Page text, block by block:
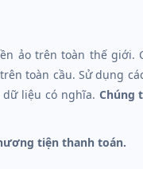
ảo trên toàn thế giới.
toàn cầu. Sử dụng
liệu có nghĩa. Chúng
tiện thanh toán.